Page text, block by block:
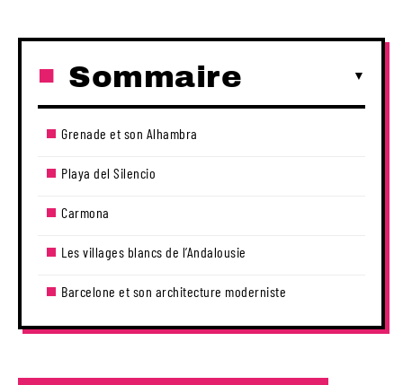
Sommaire
Grenade et son Alhambra
Playa del Silencio
Carmona
Les villages blancs de l’Andalousie
Barcelone et son architecture moderniste